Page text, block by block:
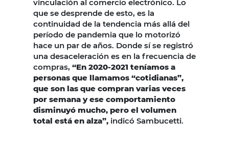
vinculación al comercio electrónico. Lo
que se desprende de esto, es la
continuidad de la tendencia más allá del
período de pandemia que lo motorizó
hace un par de años. Donde sí se registró
una desaceleración es en la frecuencia de
compras, “En 2020-2021 teníamos a
personas que llamamos “cotidianas”,
que son las que compran varias veces
por semana y ese comportamiento
disminuyó mucho, pero el volumen
total está en alza”, indicó Sambucetti.